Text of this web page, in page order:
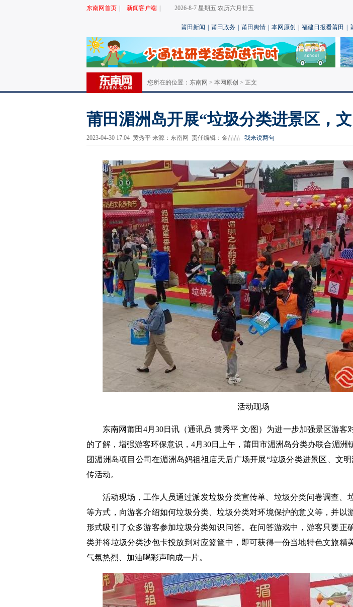
东南网首页 新闻客户端 2026-8-7 星期五 农历六月廿五
莆田新闻 莆田政务 莆田舆情 本网原创 福建日报看莆田
您所在的位置： 东南网 > 本网原创 > 正文
莆田湄洲岛开展“垃圾分类进景区，
2023-04-30 17:04 黄秀平 来源：东南网 责任编辑：金晶晶 我来说两句
活动现场
东南网莆田4月30日讯（通讯员 黄秀平 文/图）为进一步加强景区游客
的了解，增强游客环保意识，4月30日上午，莆田市湄洲岛分类办联合湄洲
团湄洲岛项目公司在湄洲岛妈祖祖庙天后广场开展“垃圾分类进景区、文
传活动。
活动现场，工作人员通过派发垃圾分类宣传单、垃圾分类问卷调查、
等方式，向游客介绍如何垃圾分类、垃圾分类对环境保护的意义等，并以
形式吸引了众多游客参加垃圾分类知识问答。在问答游戏中，游客只要正
类并将垃圾分类沙包卡投放到对应篮筐中，即可获得一份当地特色文旅精
气氛热烈、加油喝彩声响成一片。